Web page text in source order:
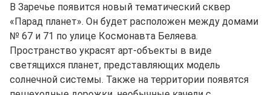
В Заречье появится новый тематический сквер
«Парад планет». Он будет расположен между домами
№ 67 и 71 по улице Космонавта Беляева.
Пространство украсят арт-объекты в виде
светящихся планет, представляющих модель
солнечной системы. Также на территории появятся